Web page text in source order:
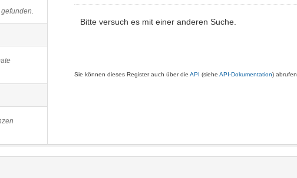
Bitte versuch es mit einer anderen Suche.
Sie können dieses Register auch über die API (siehe API-Dokumentation) abrufen.